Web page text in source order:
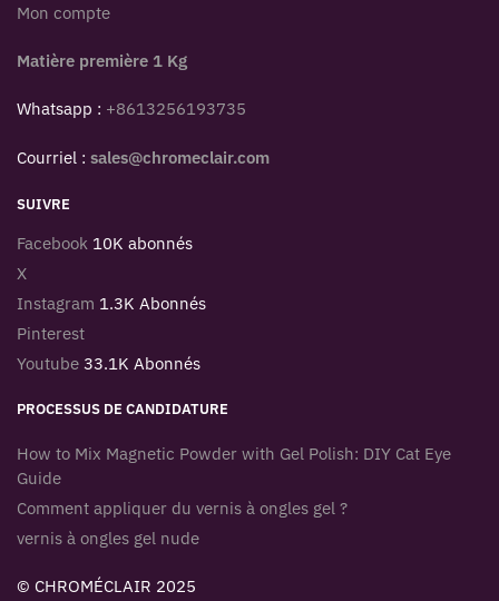
Mon compte
Matière première 1 Kg
Whatsapp : +8613256193735
Courriel : sales@chromeclair.com
SUIVRE
Facebook 10K abonnés
X
Instagram 1.3K Abonnés
Pinterest
Youtube 33.1K Abonnés
PROCESSUS DE CANDIDATURE
How to Mix Magnetic Powder with Gel Polish: DIY Cat Eye
Guide
Comment appliquer du vernis à ongles gel ?
vernis à ongles gel nude
© CHROMÉCLAIR 2025